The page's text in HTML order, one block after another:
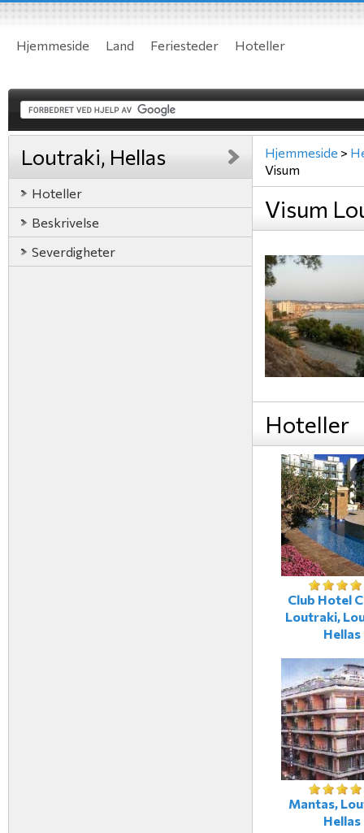
Hjemmeside Land Feriesteder Hoteller
Loutraki, Hellas
Hoteller
Beskrivelse
Severdigheter
Hjemmeside >
Visum
Visum
Hoteller
Club Hotel
Loutraki,
Hellas
Mantas,
Hellas